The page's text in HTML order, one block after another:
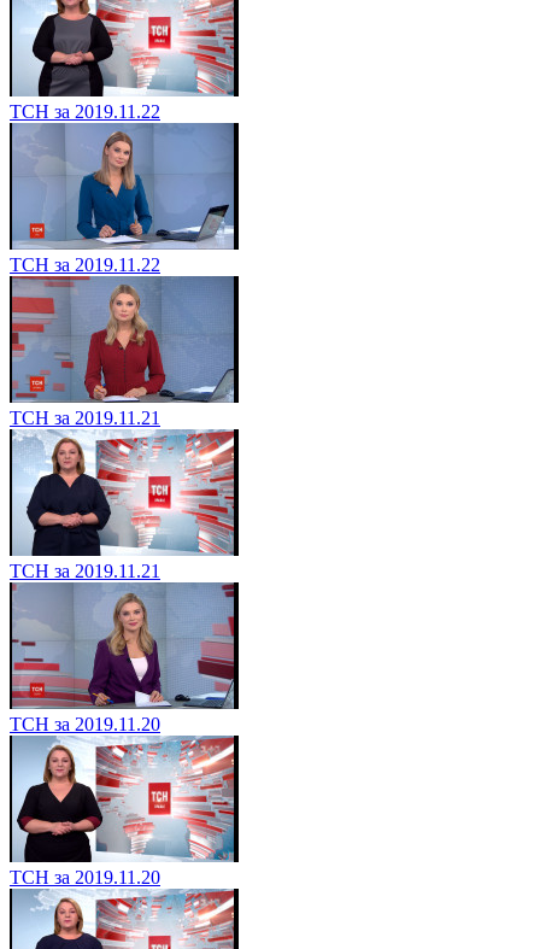
ТСН за 2019.11.22
ТСН за 2019.11.22
ТСН за 2019.11.21
ТСН за 2019.11.21
ТСН за 2019.11.20
ТСН за 2019.11.20